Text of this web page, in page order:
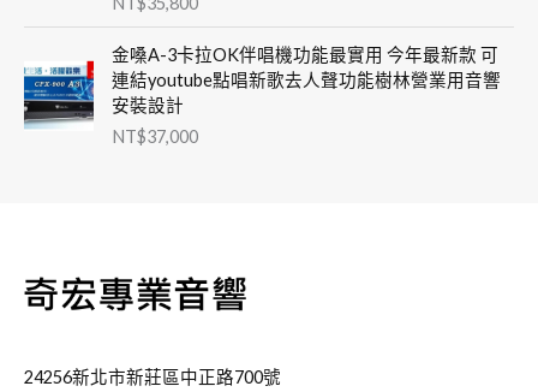
金嗓A-3卡拉OK伴唱機功能最實用 今年最新款 可
連結youtube點唱新歌去人聲功能樹林營業用音響
安裝設計
NT$37,000
24256新北市新莊區中正路700號